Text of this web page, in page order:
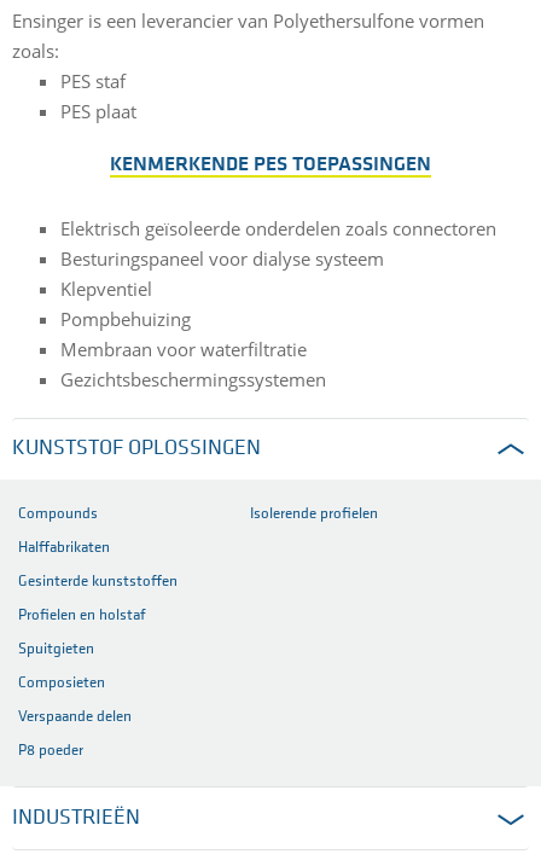
Ensinger is een leverancier van Polyethersulfone vormen
zoals:
PES staf
PES plaat
KENMERKENDE PES TOEPASSINGEN
Elektrisch geïsoleerde onderdelen zoals connectoren
Besturingspaneel voor dialyse systeem
Klepventiel
Pompbehuizing
Membraan voor waterfiltratie
Gezichtsbeschermingssystemen
KUNSTSTOF OPLOSSINGEN
Compounds
Halffabrikaten
Gesinterde kunststoffen
Profielen en holstaf
Spuitgieten
Composieten
Verspaande delen
P8 poeder
Isolerende profielen
INDUSTRIEËN